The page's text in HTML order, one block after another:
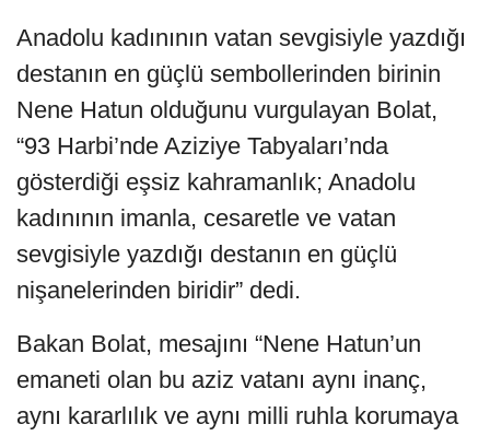
Anadolu kadınının vatan sevgisiyle yazdığı
destanın en güçlü sembollerinden birinin
Nene Hatun olduğunu vurgulayan Bolat,
“93 Harbi’nde Aziziye Tabyaları’nda
gösterdiği eşsiz kahramanlık; Anadolu
kadınının imanla, cesaretle ve vatan
sevgisiyle yazdığı destanın en güçlü
nişanelerinden biridir” dedi.
Bakan Bolat, mesajını “Nene Hatun’un
emaneti olan bu aziz vatanı aynı inanç,
aynı kararlılık ve aynı milli ruhla korumaya